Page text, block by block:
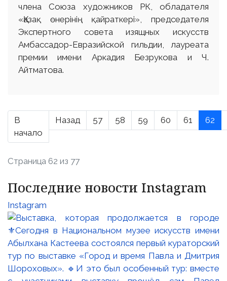
члена Союза художников РК, обладателя
«Қазақ өнерінің қайраткері», председателя
Экспертного совета изящных искусств
Амбассадор-Евразийской гильдии, лауреата
премии имени Аркадия Безрукова и Ч.
Айтматова.
В
начало
Назад 57 58 59 60 61 62
Страница 62 из 77
Последние новости Instagram
Instagram